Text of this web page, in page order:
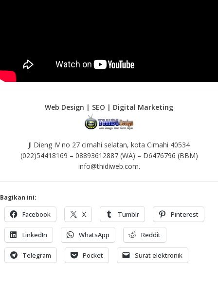
Web Design | SEO | Digital Marketing
Jl Dieng IV no 27 cimahi selatan, kota Cimahi 40534
(022)54418169 – 08893612887 (WA) – D6476796 (BBM)
info@thidiweb.com.
Bagikan ini:
Facebook X Tumblr Pinterest
LinkedIn WhatsApp Reddit
Telegram Pocket Surat elektronik